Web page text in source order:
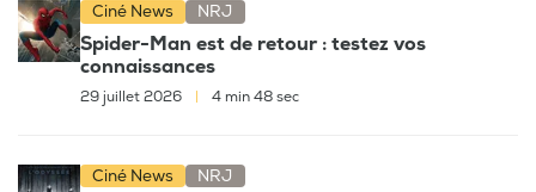
Ciné News NRJ
Spider-Man est de retour : testez vos
connaissances
29 juillet 2026 4 min 48 sec
Ciné News NRJ